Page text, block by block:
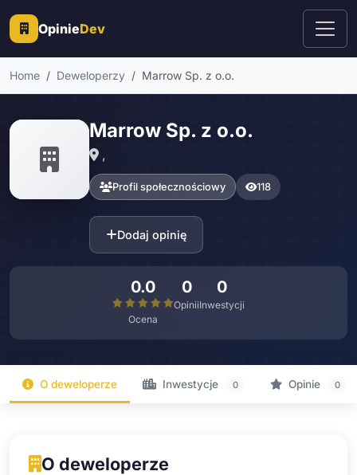
OpinieDev
Home Deweloperzy Marrow Sp. z o.o.
Marrow Sp. z o.o.
,
Profil społecznościowy 118
Dodaj opinię
0.0
Ocena
0
Opinii
0
Inwestycji
O deweloperze Inwestycje 0 Opinie 0
O deweloperze